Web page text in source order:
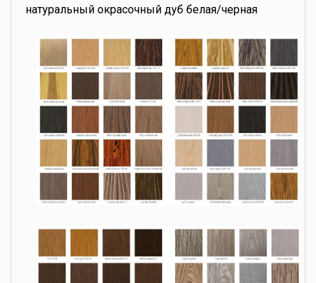
натуральный окрасочный дуб белая/черная